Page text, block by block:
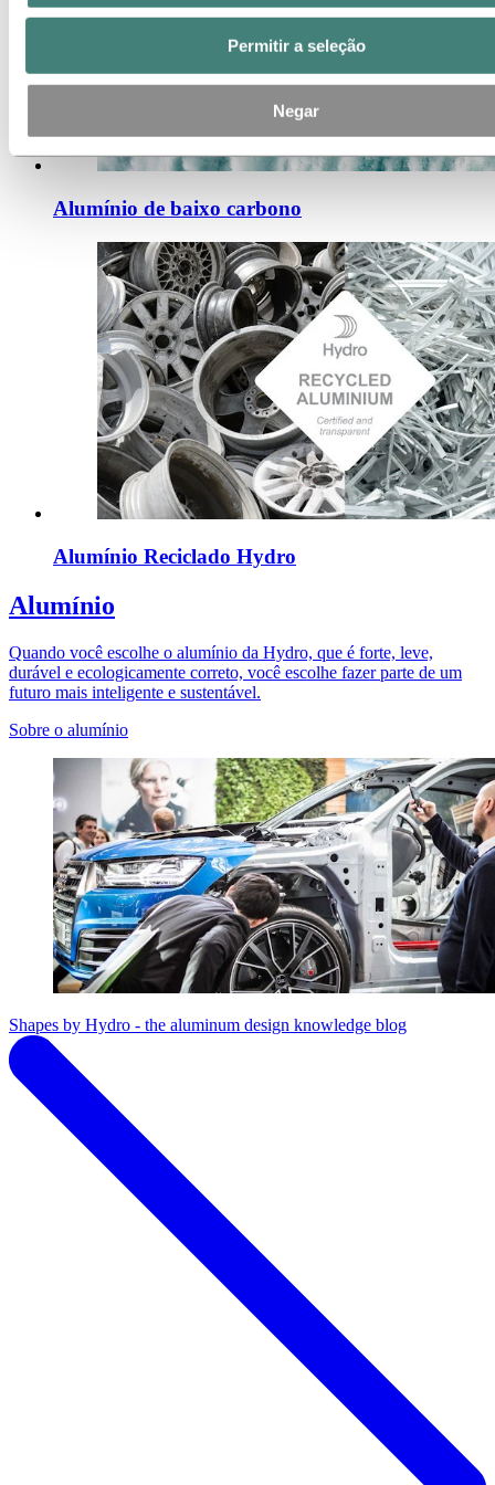
Permitir a seleção
Negar
Alumínio de baixo carbono
Alumínio Reciclado Hydro
Alumínio
Quando você escolhe o alumínio da Hydro, que é forte, leve,
durável e ecologicamente correto, você escolhe fazer parte de um
futuro mais inteligente e sustentável.
Sobre o alumínio
Shapes by Hydro - the aluminum design knowledge blog